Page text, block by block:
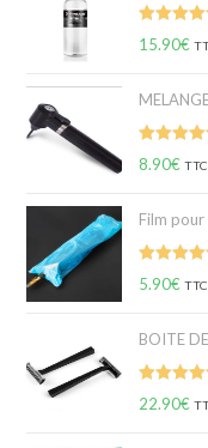
Note5.00
15.90€
Note5.00
8.90€ TTC
Film
Note5.00
5.90€ TTC
BOITE
Note5.00
22.90€